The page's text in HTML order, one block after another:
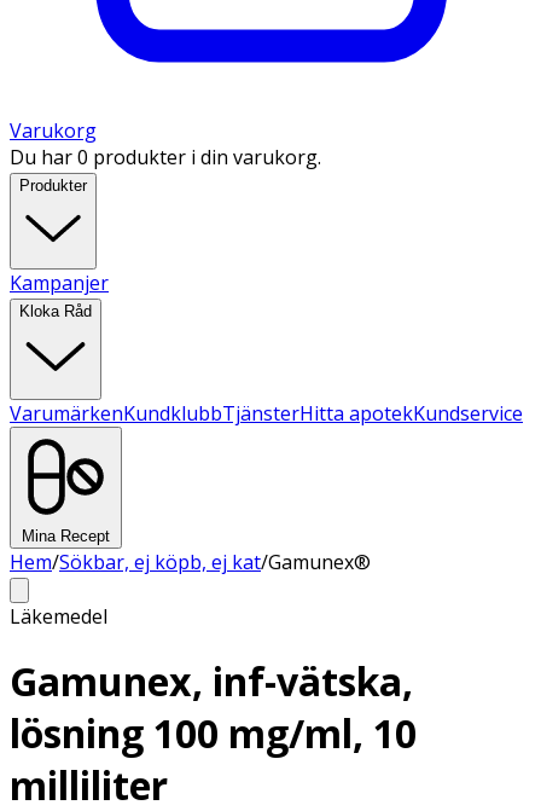
Varukorg
Du har 0 produkter i din varukorg.
Produkter
Kampanjer
Kloka Råd
VarumärkenKundklubbTjänsterHitta apotekKundservice
Mina Recept
Hem/Sökbar, ej köpb, ej kat/Gamunex®
Läkemedel
Gamunex, inf-vätska,
lösning 100 mg/ml, 10
milliliter